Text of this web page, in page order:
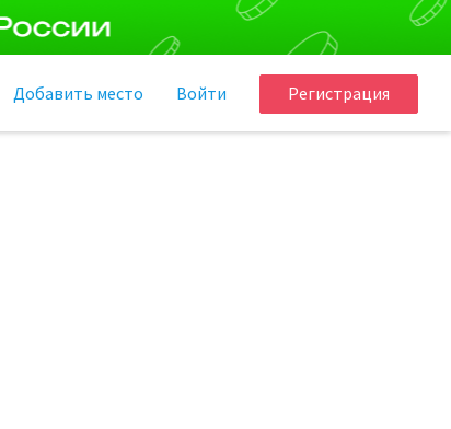
Регистрация
Войти
Добавить место